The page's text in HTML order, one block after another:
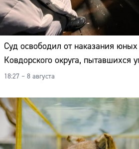
Суд освободил от наказания
Ковдорского округа, пытавшихся
18:27 – 8 августа